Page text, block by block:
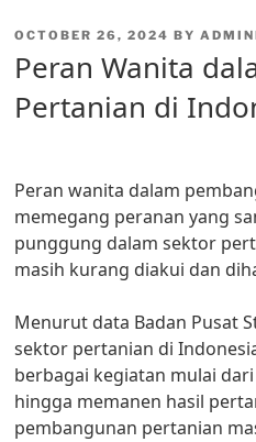
POSTED
OCTOBER 26, 2024 BY
Peran Wanita
Pertanian di
Peran wanita dalam
memegang peranan yang
punggung dalam sektor
masih kurang diakui dan
Menurut data Badan Pusat
sektor pertanian di
berbagai kegiatan mulai
hingga memanen hasil
pembangunan pertanian